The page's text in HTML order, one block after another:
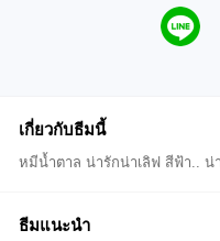
เกี่ยวกับธีมนี้
หมีน้ำตาล น่ารักน่าเลิฟ สีฟ้า.. น่า
ธีมแนะนำ